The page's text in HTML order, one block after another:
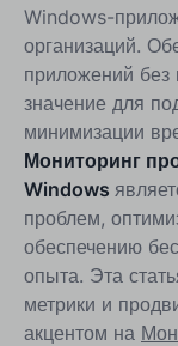
Windows-
организаций.
приложений
значение для
минимизации
Мониторинг
Windows
проблем,
обеспечению
опыта. Эта
метрики и
акцентом на